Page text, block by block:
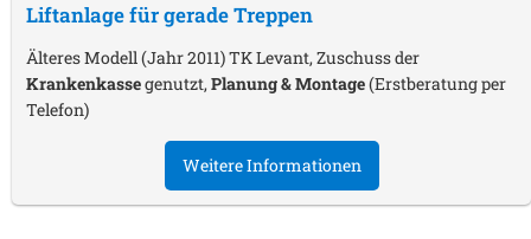
Liftanlage für gerade Treppen
Älteres Modell (Jahr 2011) TK Levant, Zuschuss der
Krankenkassegenutzt,Planung & Montage(Erstberatung per
Telefon)
Weitere Informationen